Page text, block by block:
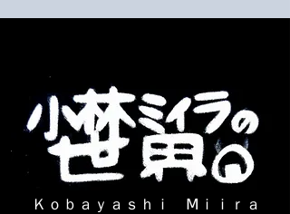
ｏｂａｙａｓｈｉ Ⅿｉｉｒａ​